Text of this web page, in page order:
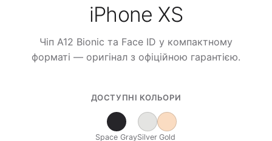
iPhone XS
Чіп A12 Bionic та Face ID у компактному
форматі — оригінал з офіційною гарантією.
ДОСТУПНІ КОЛЬОРИ
Space GraySilver Gold